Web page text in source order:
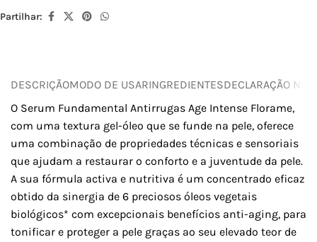
Partilhar:
DESCRIÇÃOMODO DE USARINGREDIENTESDECLARAÇÃO
O Serum Fundamental Antirrugas Age Intense Florame,
com uma textura gel-óleo que se funde na pele, oferece
uma combinação de propriedades técnicas e sensoriais
que ajudam a restaurar o conforto e a juventude da pele.
A sua fórmula activa e nutritiva é um concentrado eficaz
obtido da sinergia de 6 preciosos óleos vegetais
biológicos* com excepcionais benefícios anti-aging, para
tonificar e proteger a pele graças ao seu elevado teor de